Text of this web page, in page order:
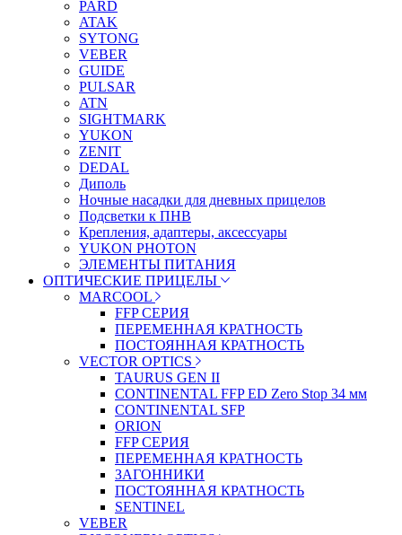
PARD
ATAK
SYTONG
VEBER
GUIDE
PULSAR
ATN
SIGHTMARK
YUKON
ZENIT
DEDAL
Диполь
Ночные насадки для дневных прицелов
Подсветки к ПНВ
Крепления, адаптеры, аксессуары
YUKON PHOTON
ЭЛЕМЕНТЫ ПИТАНИЯ
ОПТИЧЕСКИЕ ПРИЦЕЛЫ
MARCOOL
FFP СЕРИЯ
ПЕРЕМЕННАЯ КРАТНОСТЬ
ПОСТОЯННАЯ КРАТНОСТЬ
VECTOR OPTICS
TAURUS GEN II
CONTINENTAL FFP ED Zero Stop 34 мм
CONTINENTAL SFP
ORION
FFP СЕРИЯ
ПЕРЕМЕННАЯ КРАТНОСТЬ
ЗАГОННИКИ
ПОСТОЯННАЯ КРАТНОСТЬ
SENTINEL
VEBER